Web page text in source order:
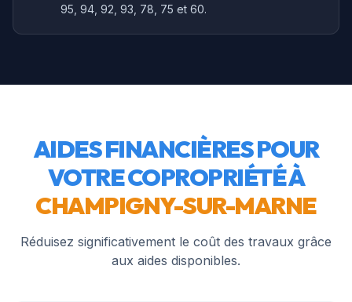
95, 94, 92, 93, 78, 75 et 60.
AIDES FINANCIÈRES POUR
VOTRE COPROPRIÉTÉ À
CHAMPIGNY-SUR-MARNE
Réduisez significativement le coût des travaux grâce
aux aides disponibles.